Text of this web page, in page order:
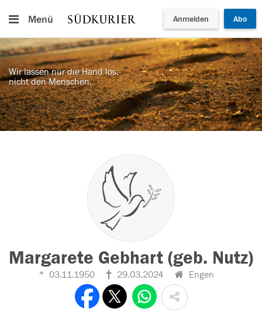
Menü Anmelden Abo
Wir lassen nur die Hand los,
nicht den Menschen.
Margarete Gebhart (geb. Nutz)
03.11.1950 29.03.2024 Engen